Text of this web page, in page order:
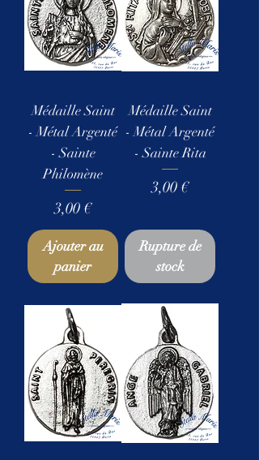
Médaille Saint
- Métal Argenté
- Sainte
Philomène
Prix
3,00 €
Ajouter au
panier
Médaille Saint
- Métal Argenté
- Sainte Rita
Prix
3,00 €
Rupture de
stock